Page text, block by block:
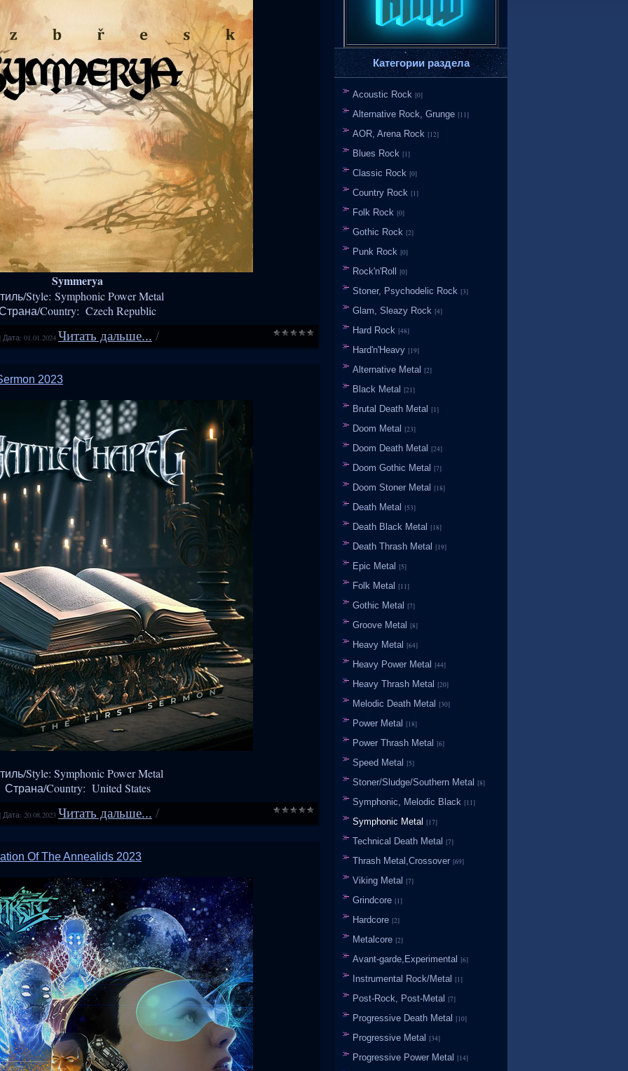
Symmerya
Style: Symphonic Power Metal
Country: Czech Republic
Дата: 01.01.2024 Читать дальше... /
2023
Style: Symphonic Power Metal
Страна/Country: United States
Дата: 20.08.2023 Читать дальше... /
Of The Annealids 2023
Категории раздела
Acoustic Rock [0]
Alternative Rock, Grunge [11]
AOR, Arena Rock [12]
Blues Rock [1]
Classic Rock [0]
Country Rock [1]
Folk Rock [0]
Gothic Rock [2]
Punk Rock [0]
Rock'n'Roll [0]
Stoner, Psychodelic Rock [3]
Glam, Sleazy Rock [4]
Hard Rock [48]
Hard'n'Heavy [19]
Alternative Metal [2]
Black Metal [21]
Brutal Death Metal [1]
Doom Metal [23]
Doom Death Metal [24]
Doom Gothic Metal [7]
Doom Stoner Metal [18]
Death Metal [53]
Death Black Metal [18]
Death Thrash Metal [19]
Epic Metal [5]
Folk Metal [11]
Gothic Metal [7]
Groove Metal [8]
Heavy Metal [64]
Heavy Power Metal [44]
Heavy Thrash Metal [20]
Melodic Death Metal [30]
Power Metal [18]
Power Thrash Metal [6]
Speed Metal [5]
Stoner/Sludge/Southern Metal [8]
Symphonic, Melodic Black [11]
Symphonic Metal [17]
Technical Death Metal [7]
Thrash Metal,Crossover [69]
Viking Metal [7]
Grindcore [1]
Hardcore [2]
Metalcore [2]
Avant-garde,Experimental [6]
Instrumental Rock/Metal [1]
Post-Rock, Post-Metal [7]
Progressive Death Metal [10]
Progressive Metal [34]
Progressive Power Metal [14]